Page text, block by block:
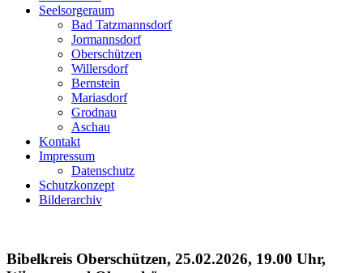
Seelsorgeraum
Bad Tatzmannsdorf
Jormannsdorf
Oberschützen
Willersdorf
Bernstein
Mariasdorf
Grodnau
Aschau
Kontakt
Impressum
Datenschutz
Schutzkonzept
Bilderarchiv
Bibelkreis Oberschützen, 25.02.2026, 19.00 Uhr,